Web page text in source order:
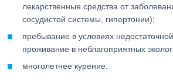
лекарственные средства от
сосудистой системы, гипертонии);
пребывание в условиях
проживание в неблагоприятных
многолетнее курение.